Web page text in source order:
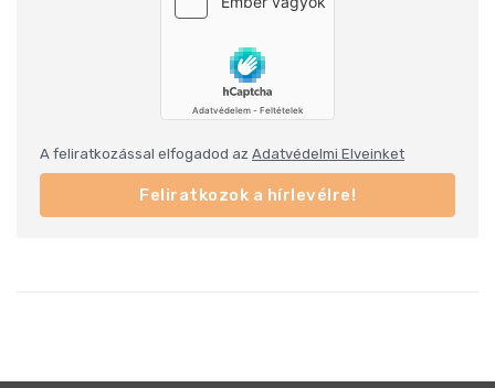
A feliratkozással elfogadod az Adatvédelmi Elveinket
Feliratkozok a hírlevélre!